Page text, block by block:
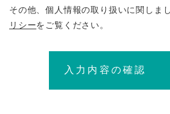
その他、個人情報の取り扱いに関しまし
リシーをご覧ください。